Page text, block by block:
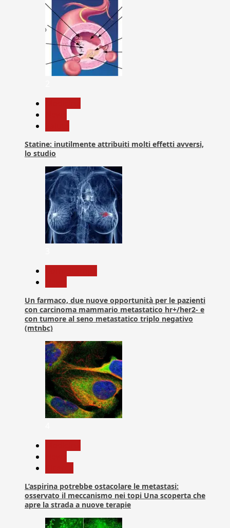
Statine: inutilmente attribuiti molti effetti avversi,
lo studio
Un farmaco, due nuove opportunità per le pazienti
con carcinoma mammario metastatico hr+/her2- e
con tumore al seno metastatico triplo negativo
(mtnbc)
L’aspirina potrebbe ostacolare le metastasi:
osservato il meccanismo nei topi Una scoperta che
apre la strada a nuove terapie